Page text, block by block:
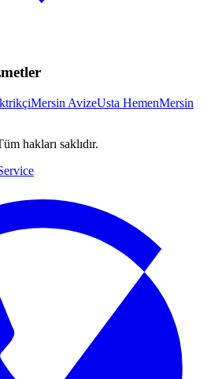
Mersin AvizeUsta HemenMersin
hakları saklıdır.